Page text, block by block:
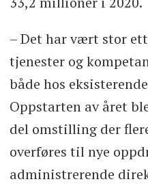
– Det har vært stor
tjenester og
både hos
Oppstarten av året
del omstilling der
overføres til nye
administrerende